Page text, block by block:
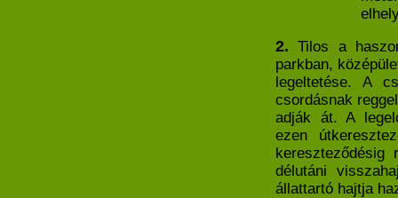
2. Tilos a
parkban,
legeltetése. A
csordásnak
adják át. A
ezen
délutáni
állattartó hajtja